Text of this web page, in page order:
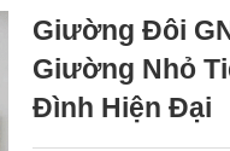
Giường Đôi
Giường Nhỏ
Đình Hiện Đại